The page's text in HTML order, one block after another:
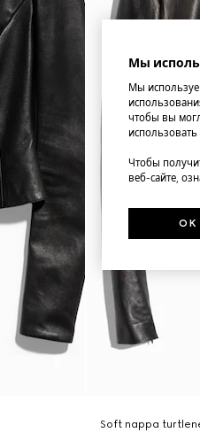
Soft nappa
Мы
Мы
чтобы вы
Чтобы
веб-сайте,
OK